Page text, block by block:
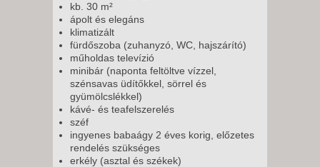
kb. 30 m²
ápolt és elegáns
klimatizált
fürdőszoba (zuhanyzó, WC, hajszárító)
műholdas televízió
minibár (naponta feltöltve vízzel,
szénsavas üdítőkkel, sörrel és
gyümölcslékkel)
kávé- és teafelszerelés
széf
ingyenes babaágy 2 éves korig, előzetes
rendelés szükséges
erkély (asztal és székek)